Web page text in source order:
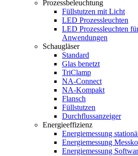
Prozessbeleuchtung
Füllstutzen mit Licht
LED Prozessleuchten
LED Prozessleuchten
Anwendungen
Schaugläser
Standard
Glas benetzt
TriClamp
NA-Connect
NA-Kompakt
Flansch
Füllstutzen
Durchflussanzeiger
Energieeffizienz
Energiemessung
Energiemessung
Energiemessung